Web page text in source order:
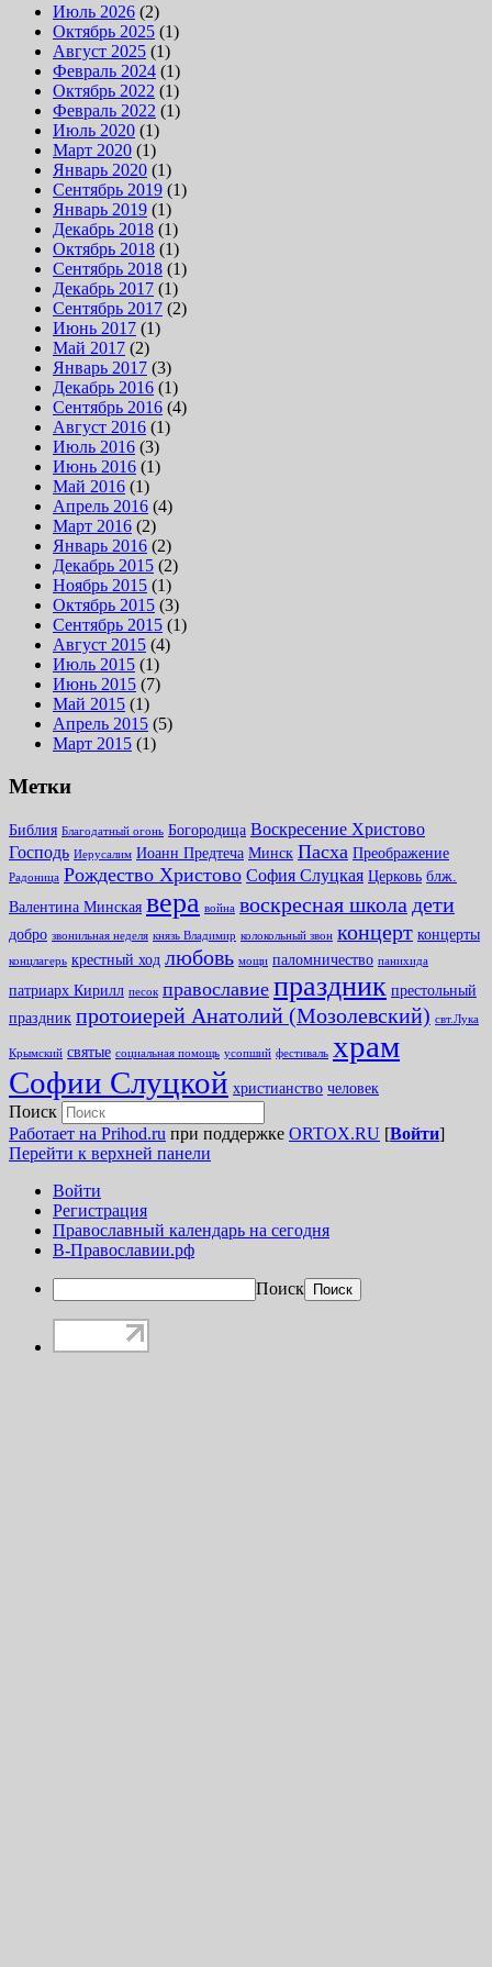
Июль 2026 (2)
Октябрь 2025 (1)
Август 2025 (1)
Февраль 2024 (1)
Октябрь 2022 (1)
Февраль 2022 (1)
Июль 2020 (1)
Март 2020 (1)
Январь 2020 (1)
Сентябрь 2019 (1)
Январь 2019 (1)
Декабрь 2018 (1)
Октябрь 2018 (1)
Сентябрь 2018 (1)
Декабрь 2017 (1)
Сентябрь 2017 (2)
Июнь 2017 (1)
Май 2017 (2)
Январь 2017 (3)
Декабрь 2016 (1)
Сентябрь 2016 (4)
Август 2016 (1)
Июль 2016 (3)
Июнь 2016 (1)
Май 2016 (1)
Апрель 2016 (4)
Март 2016 (2)
Январь 2016 (2)
Декабрь 2015 (2)
Ноябрь 2015 (1)
Октябрь 2015 (3)
Сентябрь 2015 (1)
Август 2015 (4)
Июль 2015 (1)
Июнь 2015 (7)
Май 2015 (1)
Апрель 2015 (5)
Март 2015 (1)
Метки
Библия Благодатный огонь Богородица Воскресение Христово
Господь Иерусалим Иоанн Предтеча Минск Пасха Преображение
Радоница Рождество Христово София Слуцкая Церковь блж.
Валентина Минская вера война воскресная школа дети
добро звонильная неделя князь Владимир колокольный звон концерт концерты
концлагерь крестный ход любовь мощи паломничество панихида
патриарх Кирилл песок православие праздник престольный
праздник протоиерей Анатолий (Мозолевский) свт.Лука
Крымский святые социальная помощь усопший фестиваль храм
Софии Слуцкой христианство человек
Поиск
Работает на Prihod.ru при поддержке ORTOX.RU [Войти]
Перейти к верхней панели
Войти
Регистрация
Православный календарь на сегодня
В-Православии.рф
Поиск